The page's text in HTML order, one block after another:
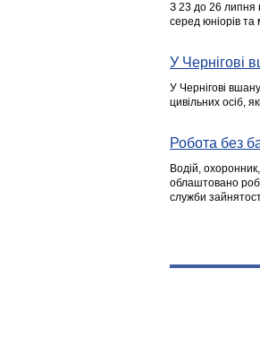
З 23 до 26 липня
серед юніорів та
У Чернігові
У Чернігові
цивільних осіб,
Робота без
Водій,
облаштовано
служби